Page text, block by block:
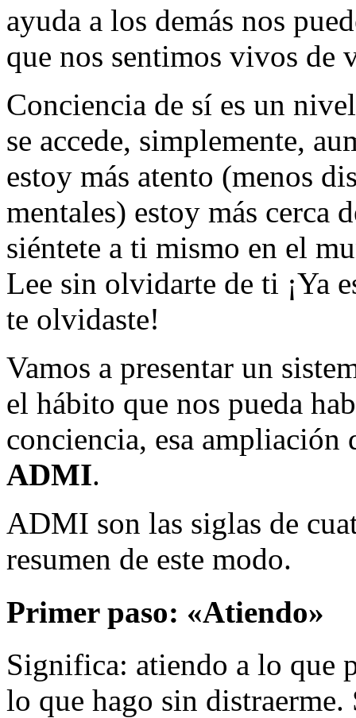
ayuda a los demás nos
que nos sentimos vivos de
Conciencia de sí es un
se accede, simplemente,
estoy más atento (menos
mentales) estoy más cerca
siéntete a ti mismo en el
Lee sin olvidarte de ti ¡Ya
te olvidaste!
Vamos a presentar un
el hábito que nos pueda
conciencia, esa ampliación
ADMI.
ADMI son las siglas de
resumen de este modo.
Primer paso: «Atiendo»
Significa: atiendo a lo que
lo que hago sin distraerme.